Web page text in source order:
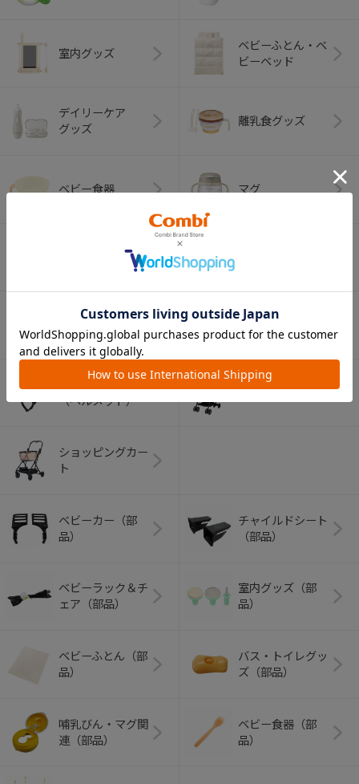
室内グッズ
ベビーふとん・ベ
ビーベッド
デイリーケア
グッズ
離乳食グッズ
ベビー食器 マグ
おはし・スプー
オーラルケア
（お口のケア）
ベビートイ
（ヘルメット）
ペット用品
ショッピングカー
ト
ベビーカー（部
品）
チャイルドシート
（部品）
ベビーラック＆チ
ェア（部品）
室内グッズ（部
品）
ベビーふとん（部
品）
バス・トイレグッ
ズ（部品）
哺乳びん・マグ関
連（部品）
ベビー食器（部
品）